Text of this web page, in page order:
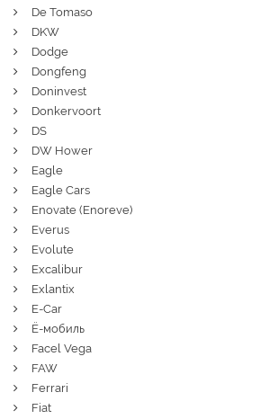
De Tomaso
DKW
Dodge
Dongfeng
Doninvest
Donkervoort
DS
DW Hower
Eagle
Eagle Cars
Enovate (Enoreve)
Everus
Evolute
Excalibur
Exlantix
E-Car
Ё-мобиль
Facel Vega
FAW
Ferrari
Fiat